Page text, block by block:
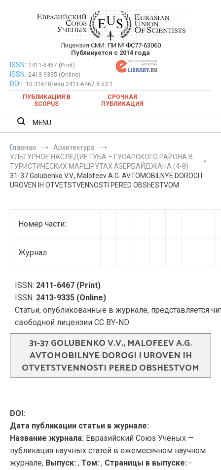
Евразийский Союз Ученых —
публикация научных статей в
ежемесячном научном журнале
Лицензия СМИ: ПИ № ФС77-63060
Публикуется с 2014 года
Евразийский Союз Ученых — публикация научных статей в
ежемесячном научном журнале
ISSN: 2411-6467 (Print)
ISSN: 2413-9335 (Online)
DOI:
10.31618/esu.2411-6467.8.53.1
ПУБЛИКАЦИЯ В
SCOPUS
СРОЧНАЯ
ПУБЛИКАЦИЯ
MENU
Главная
Архитектура
УЛЬТУРНОЕ НАСЛЕДИЕ ГУБА – ГУСАРСКОГО РАЙОНА В
ТУРИСТИЧЕСКИХ МАРШРУТАХ АЗЕРБАЙДЖАНА (4-8)
31-37 Golubenko V.V., Malofeev A.G. AVTOMOBILNYE DOROGI I
UROVEN IH OTVETSTVENNOSTI PERED OBShESTVOM
Номер части:
Журнал
ISSN: 2411-6467 (Print)
ISSN: 2413-9335 (Online)
Статьи, опубликованные в журнале, представляется
свободной лицензии CC BY-ND
31-37 GOLUBENKO V.V., MALOFEEV A.G.
AVTOMOBILNYE DOROGI I UROVEN IH
OTVETSTVENNOSTI PERED OBSHESTVOM
DOI:
Дата публикации статьи в журнале:
Название журнала: Евразийский Союз Ученых —
публикация научных статей в ежемесячном научном
журнале, Выпуск: , Том: , Страницы в выпуске: -